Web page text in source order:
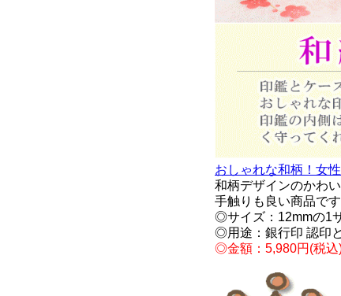
おしゃれな和柄！女
和柄デザインのかわ
手触りも良い商品です
◎サイズ：12mmの1
◎用途：銀行印 認印
◎金額：5,980円(税